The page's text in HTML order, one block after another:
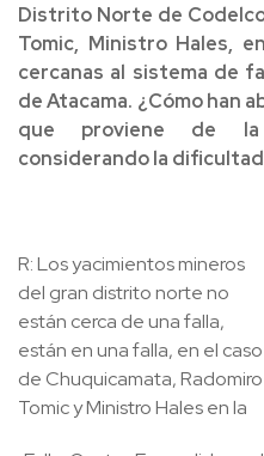
Distrito Norte de
Tomic, Ministro Hales,
cercanas al sistema de
de Atacama. ¿Cómo han
que proviene de la
considerando la
R: Los yacimientos mineros
del gran distrito norte no
están cerca de una falla,
están en una falla, en el caso
de Chuquicamata, Radomiro
Tomic y Ministro Hales en la